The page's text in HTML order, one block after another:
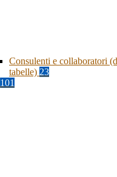
Consulenti e collaboratori
tabelle) 23
101